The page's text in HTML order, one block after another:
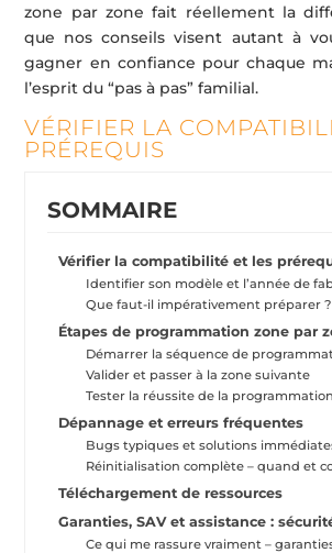
zone par zone fait réellement la
que nos conseils visent autant à
gagner en confiance pour chaque
l’esprit du “pas à pas” familial.
VÉRIFIER LA
PRÉREQUIS
SOMMAIRE
Vérifier la compatibilité et les
Identifier son modèle et l’année de
Que faut-il impérativement préparer ?
Étapes de programmation zone par
Démarrer la séquence de
Valider et passer à la zone suivante
Tester la réussite de la programmation
Dépannage et erreurs fréquentes
Bugs typiques et solutions
Réinitialisation complète – quand et
Téléchargement de ressources
Garanties, SAV et assistance :
Ce qui me rassure vraiment –